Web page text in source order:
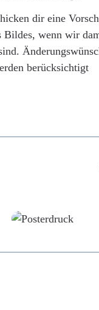
dir eine
Bildes, wenn wir
berücksichtigt